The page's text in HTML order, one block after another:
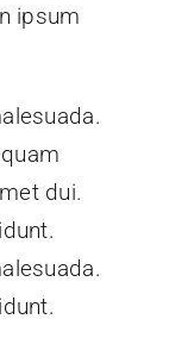
ipsum
dui.